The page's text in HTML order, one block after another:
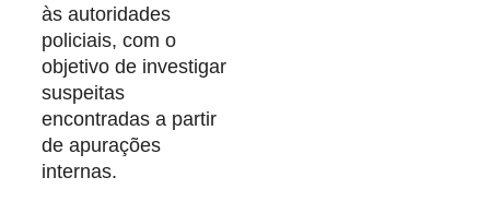
às autoridades
policiais, com o
objetivo de investigar
suspeitas
encontradas a partir
de apurações
internas.